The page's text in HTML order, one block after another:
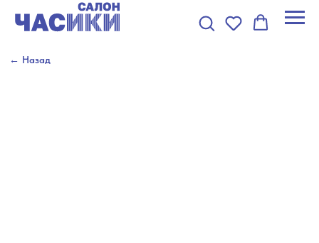
← Назад